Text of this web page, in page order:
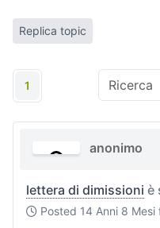
Replica topic
1
anonimo
lettera di dimissioni è
Posted 14 Anni 8 Mesi